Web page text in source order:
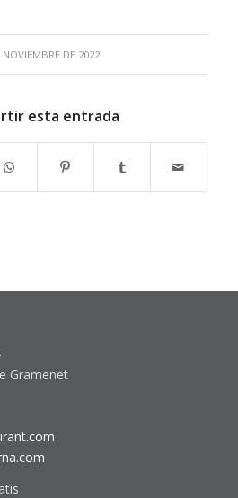
NOVIEMBRE DE 2022
esta entrada
Gramenet